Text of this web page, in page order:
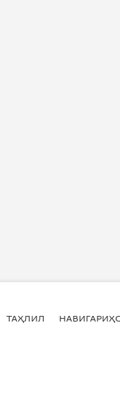
ТАҲЛИЛ